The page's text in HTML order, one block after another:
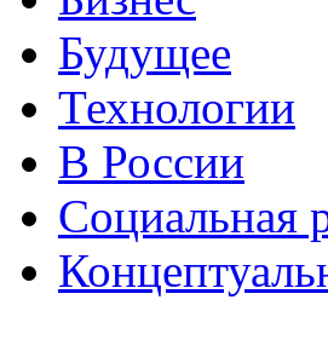
Будущее
Технологии
В России
Социальная